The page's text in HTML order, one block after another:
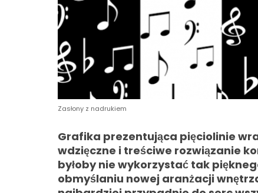
Zasłony z nadrukiem
Grafika prezentująca pięciolinie
wdzięczne i treściwe rozwiązanie
byłoby nie wykorzystać tak
obmyślaniu nowej aranżacji